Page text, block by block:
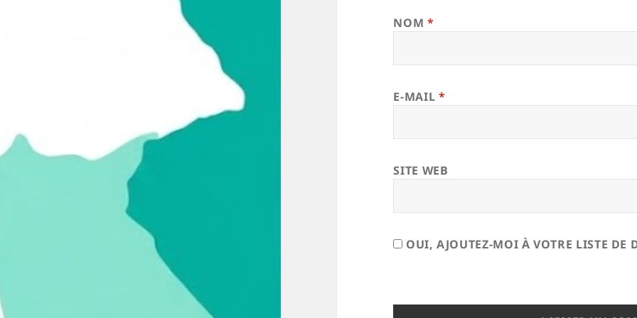
NOM *
E-MAIL *
SITE WEB
OUI, AJOUTEZ-MOI À VOTRE LISTE DE